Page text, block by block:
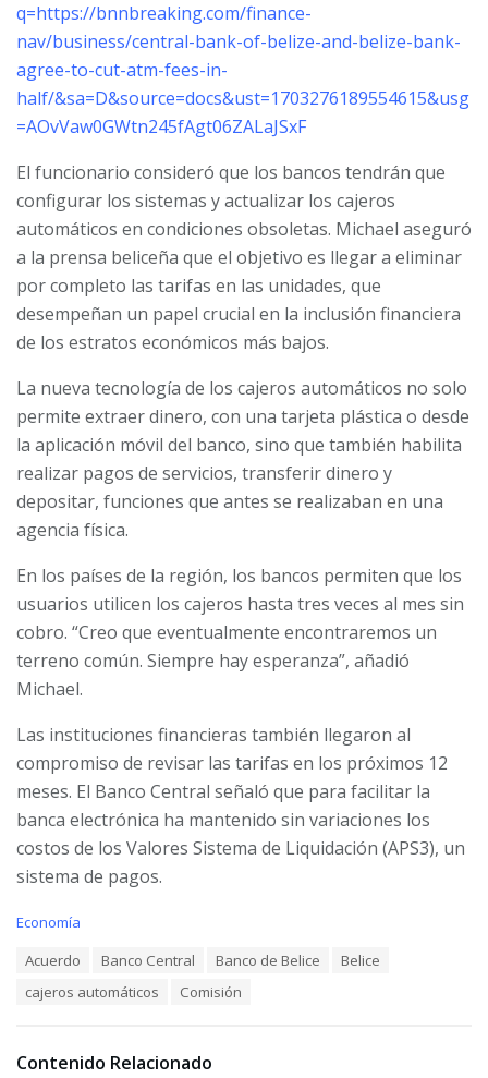
q=https://bnnbreaking.com/finance-
nav/business/central-bank-of-belize-and-belize-bank-
agree-to-cut-atm-fees-in-
half/&sa=D&source=docs&ust=1703276189554615&usg
=AOvVaw0GWtn245fAgt06ZALaJSxF
El funcionario consideró que los bancos tendrán que
configurar los sistemas y actualizar los cajeros
automáticos en condiciones obsoletas. Michael aseguró
a la prensa beliceña que el objetivo es llegar a eliminar
por completo las tarifas en las unidades, que
desempeñan un papel crucial en la inclusión financiera
de los estratos económicos más bajos.
La nueva tecnología de los cajeros automáticos no solo
permite extraer dinero, con una tarjeta plástica o desde
la aplicación móvil del banco, sino que también habilita
realizar pagos de servicios, transferir dinero y
depositar, funciones que antes se realizaban en una
agencia física.
En los países de la región, los bancos permiten que los
usuarios utilicen los cajeros hasta tres veces al mes sin
cobro. “Creo que eventualmente encontraremos un
terreno común. Siempre hay esperanza”, añadió
Michael.
Las instituciones financieras también llegaron al
compromiso de revisar las tarifas en los próximos 12
meses. El Banco Central señaló que para facilitar la
banca electrónica ha mantenido sin variaciones los
costos de los Valores Sistema de Liquidación (APS3), un
sistema de pagos.
C
i
Economía
Acuerdo Banco Central Banco de Belice
Belice
cajeros automáticos
Comisión
Contenido Relacionado